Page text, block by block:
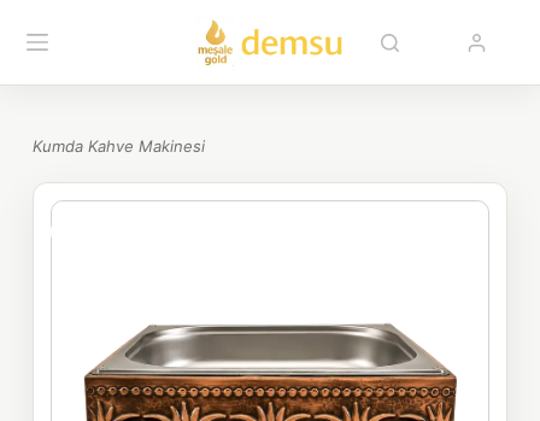
Kumda Kahve Makinesi